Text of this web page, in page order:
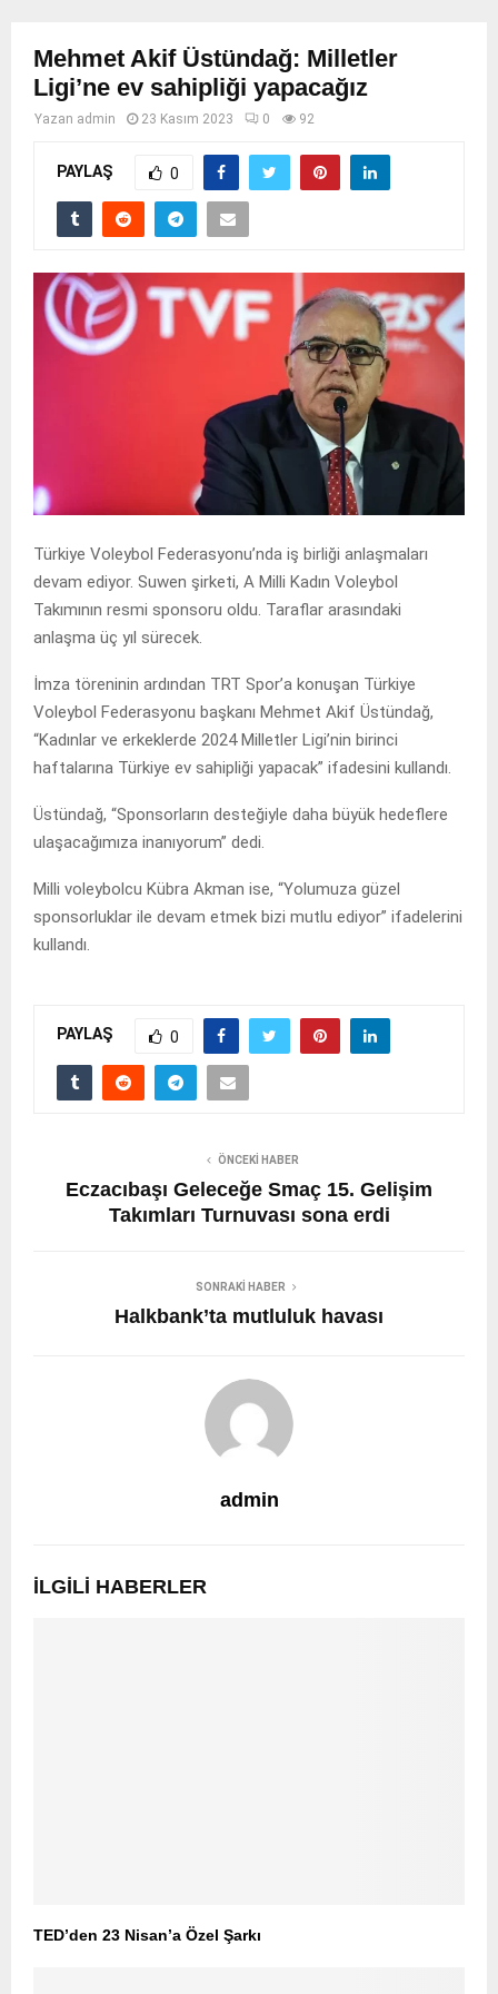
Mehmet Akif Üstündağ: Milletler
Ligi’ne ev sahipliği yapacağız
Yazan admin 23 Kasım 2023 0 92
PAYLAŞ 0
Türkiye Voleybol Federasyonu’nda iş birliği anlaşmaları
devam ediyor. Suwen şirketi, A Milli Kadın Voleybol
Takımının resmi sponsoru oldu. Taraflar arasındaki
anlaşma üç yıl sürecek.
İmza töreninin ardından TRT Spor’a konuşan Türkiye
Voleybol Federasyonu başkanı Mehmet Akif Üstündağ,
“Kadınlar ve erkeklerde 2024 Milletler Ligi’nin birinci
haftalarına Türkiye ev sahipliği yapacak” ifadesini kullandı.
Üstündağ, “Sponsorların desteğiyle daha büyük hedeflere
ulaşacağımıza inanıyorum” dedi.
Milli voleybolcu Kübra Akman ise, “Yolumuza güzel
sponsorluklar ile devam etmek bizi mutlu ediyor” ifadelerini
kullandı.
PAYLAŞ 0
ÖNCEKI HABER
Eczacıbaşı Geleceğe Smaç 15. Gelişim
Takımları Turnuvası sona erdi
SONRAKI HABER
Halkbank’ta mutluluk havası
admin
İLGILI HABERLER
TED’den 23 Nisan’a Özel Şarkı